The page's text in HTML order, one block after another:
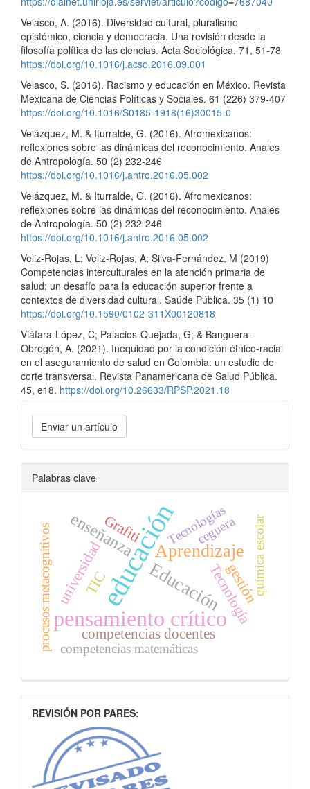
Velasco, A. (2016). Diversidad cultural, pluralismo
epistémico, ciencia y democracia. Una revisión desde la
filosofía política de las ciencias. Acta Sociológica. 71, 51-78
https://doi.org/10.1016/j.acso.2016.09.001
Velasco, S. (2016). Racismo y educación en México. Revista
Mexicana de Ciencias Políticas y Sociales. 61 (226) 379-407
https://doi.org/10.1016/S0185-1918(16)30015-0
Velázquez, M. & Iturralde, G. (2016). Afromexicanos:
reflexiones sobre las dinámicas del reconocimiento. Anales
de Antropología. 50 (2) 232-246
https://doi.org/10.1016/j.antro.2016.05.002
Velázquez, M. & Iturralde, G. (2016). Afromexicanos:
reflexiones sobre las dinámicas del reconocimiento. Anales
de Antropología. 50 (2) 232-246
https://doi.org/10.1016/j.antro.2016.05.002
Veliz-Rojas, L; Veliz-Rojas, A; Silva-Fernández, M (2019)
Competencias interculturales en la atención primaria de
salud: un desafío para la educación superior frente a
contextos de diversidad cultural. Saúde Pública. 35 (1) 10
https://doi.org/10.1590/0102-311X00120818
Viáfara-López, C; Palacios-Quejada, G; & Banguera-
Obregón, A. (2021). Inequidad por la condición étnico-racial
en el aseguramiento de salud en Colombia: un estudio de
corte transversal. Revista Panamericana de Salud Pública.
45, e18. https://doi.org/10.26633/RPSP.2021.18
Enviar
un
artículo
Enviar un artículo
Palabras clave
educación
pensamiento crítico
Educación
Aprendizaje
enseñanza
universidad Tecnología
competencias docentes
gestión
Grafiti
TIC
competencias matemáticas
Tecnologías
ceguera química escolar
procesos metacognitivos
INDEXACION
REVISIÓN POR PARES: